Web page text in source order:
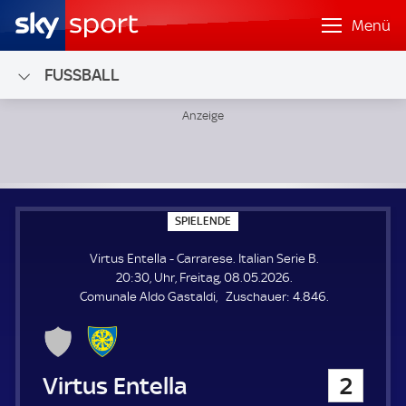
Menü
FUSSBALL
SPIELENDE
P
E
L
E
N
Virtus Entella - Carrarese. Italian Serie B.
20:30, Uhr, Freitag, 08.05.2026.
Comunale Aldo Gastaldi
Zuschauer: Z
4.846.
Virtus Entella 2